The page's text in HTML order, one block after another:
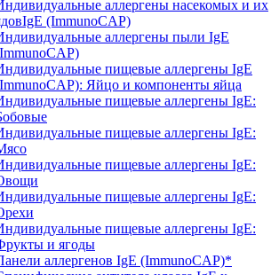
аллергены насекомых и их
(ImmunoCAP)
аллергены пыли IgE
пищевые аллергены IgE
Яйцо и компоненты яйца
пищевые аллергены IgE:
пищевые аллергены IgE:
пищевые аллергены IgE:
пищевые аллергены IgE:
пищевые аллергены IgE:
и ягоды
аллергенов IgE (ImmunoCAP)*